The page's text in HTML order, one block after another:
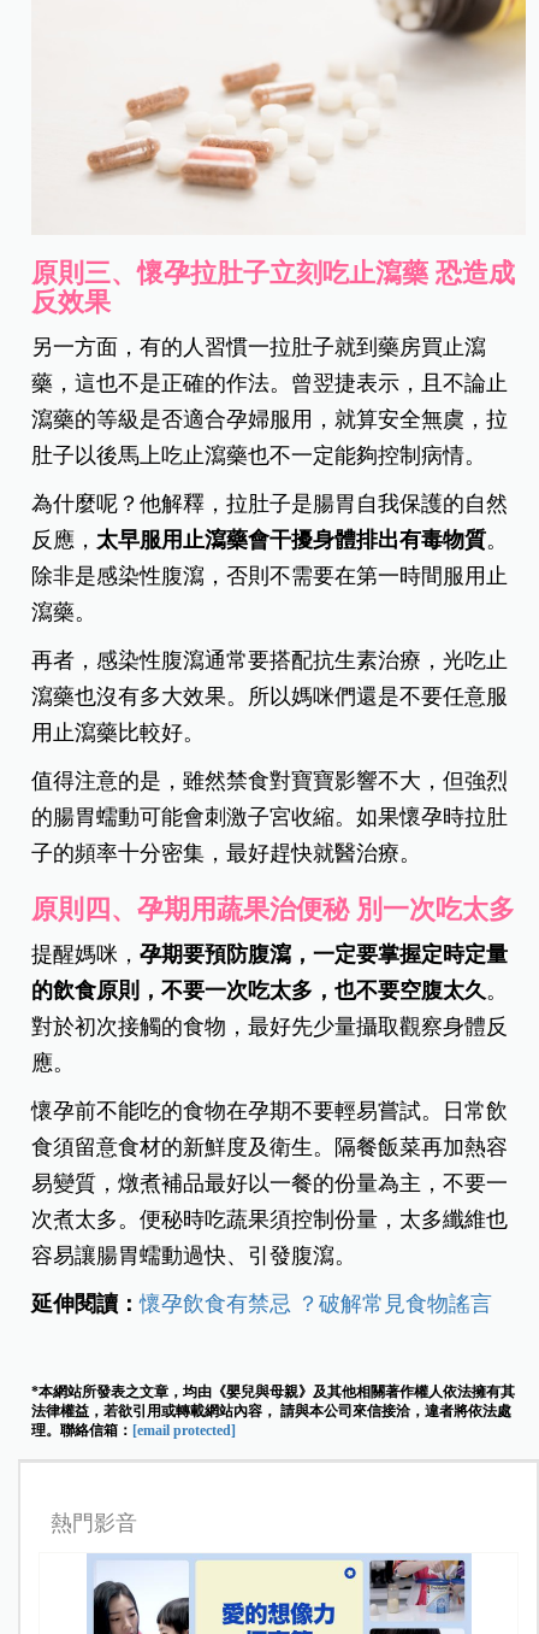
原則三、懷孕拉肚子立刻吃止瀉藥 恐造成
反效果
另一方面，有的人習慣一拉肚子就到藥房買止瀉
藥，這也不是正確的作法。曾翌捷表示，且不論止
瀉藥的等級是否適合孕婦服用，就算安全無虞，拉
肚子以後馬上吃止瀉藥也不一定能夠控制病情。
為什麼呢？他解釋，拉肚子是腸胃自我保護的自然
反應， 太早服用止瀉藥會干擾身體排出有毒物質。
除非是感染性腹瀉，否則不需要在第一時間服用止
瀉藥。
再者，感染性腹瀉通常要搭配抗生素治療，光吃止
瀉藥也沒有多大效果。所以媽咪們還是不要任意服
用止瀉藥比較好。
值得注意的是，雖然禁食對寶寶影響不大，但強烈
的腸胃蠕動可能會刺激子宮收縮。如果懷孕時拉肚
子的頻率十分密集，最好趕快就醫治療。
原則四、孕期用蔬果治便秘 別一次吃太多
提醒媽咪，孕期要預防腹瀉，一定要掌握定時定量
的飲食原則，不要一次吃太多，也不要空腹太久。
對於初次接觸的食物，最好先少量攝取觀察身體反
應。
懷孕前不能吃的食物在孕期不要輕易嘗試。日常飲
食須留意食材的新鮮度及衛生。隔餐飯菜再加熱容
易變質，燉煮補品最好以一餐的份量為主，不要一
次煮太多。便秘時吃蔬果須控制份量，太多纖維也
容易讓腸胃蠕動過快、引發腹瀉。
延伸閱讀：懷孕飲食有禁忌 ？破解常見食物謠言
*本網站所發表之文章，均由《嬰兒與母親》及其他相關著作權人依法擁有其
法律權益，若欲引用或轉載網站內容， 請與本公司來信接洽，違者將依法處
理。聯絡信箱： [email protected]
熱門影音